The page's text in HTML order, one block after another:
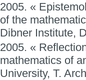
2005. «
of the
Dibner Institute,
2005. «
mathematics of
University, T.